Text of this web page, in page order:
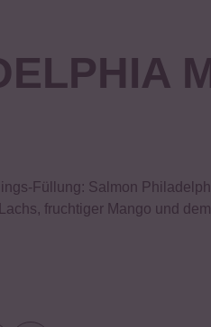
Füllung: Salmon
fruchtiger Mango und